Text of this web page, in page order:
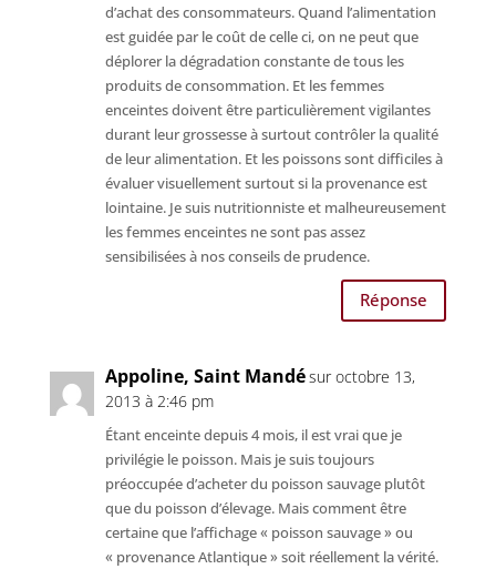
d’achat des consommateurs. Quand l’alimentation
est guidée par le coût de celle ci, on ne peut que
déplorer la dégradation constante de tous les
produits de consommation. Et les femmes
enceintes doivent être particulièrement vigilantes
durant leur grossesse à surtout contrôler la qualité
de leur alimentation. Et les poissons sont difficiles à
évaluer visuellement surtout si la provenance est
lointaine. Je suis nutritionniste et malheureusement
les femmes enceintes ne sont pas assez
sensibilisées à nos conseils de prudence.
Réponse
Appoline, Saint Mandésur octobre 13,
2013 à 2:46 pm
Étant enceinte depuis 4 mois, il est vrai que je
privilégie le poisson. Mais je suis toujours
préoccupée d’acheter du poisson sauvage plutôt
que du poisson d’élevage. Mais comment être
certaine que l’affichage « poisson sauvage » ou
« provenance Atlantique » soit réellement la vérité.